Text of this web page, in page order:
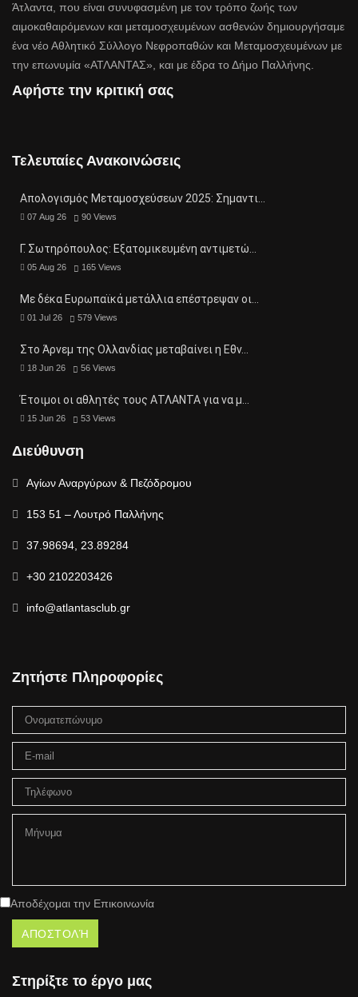
Άτλαντα, που είναι συνυφασμένη με τον τρόπο ζωής των
αιμοκαθαιρόμενων και μεταμοσχευμένων ασθενών δημιουργήσαμε
ένα νέο Αθλητικό Σύλλογο Νεφροπαθών και Μεταμοσχευμένων με
την επωνυμία «ΑΤΛΑΝΤΑΣ», και με έδρα το Δήμο Παλλήνης.
Αφήστε την κριτική σας
Τελευταίες Ανακοινώσεις
Απολογισμός Μεταμοσχεύσεων 2025: Σημαντι…
07 Aug 26 90 Views
Γ. Σωτηρόπουλος: Eξατομικευμένη αντιμετώ…
05 Aug 26 165 Views
Με δέκα Ευρωπαϊκά μετάλλια επέστρεψαν οι…
01 Jul 26 579 Views
Στο Άρνεμ της Ολλανδίας μεταβαίνει η Εθν…
18 Jun 26 56 Views
Έτοιμοι οι αθλητές τους ΑΤΛΑΝΤΑ για να μ…
15 Jun 26 53 Views
Διεύθυνση
Αγίων Αναργύρων & Πεζόδρομου
153 51 – Λουτρό Παλλήνης
37.98694, 23.89284
+30 2102203426
info@atlantasclub.gr
Ζητήστε Πληροφορίες
Αποδέχομαι την Επικοινωνία
Στηρίξτε το έργο μας